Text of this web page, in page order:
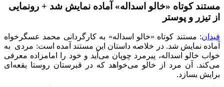
مستند کوتاه «خالو اسداله» آماده نمایش شد + رونمایی
از تیزر و پوستر
فیدان: مستند کوتاه «خالو اسداله» به کارگردانی محمد عسگرخواه
آماده نمایش شد. در خلاصه داستان این مستند آمده است: مردی به
خواب خالو اسداله، پیرمرد چوپان می‌آید و خود را امامزاده معرفی
می‌کند. آن مرد از خالو می‌خواهد که در قبرستان روستا بقعه‌ای
برایش بسازد.